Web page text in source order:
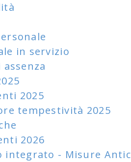
in servizio
2025
tempestività 2025
2026
integrato - Misure